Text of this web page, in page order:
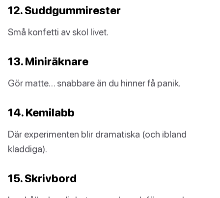
12. Suddgummirester
Små konfetti av skol livet.
13. Miniräknare
Gör matte… snabbare än du hinner få panik.
14. Kemilabb
Där experimenten blir dramatiska (och ibland
kladdiga).
15. Skrivbord